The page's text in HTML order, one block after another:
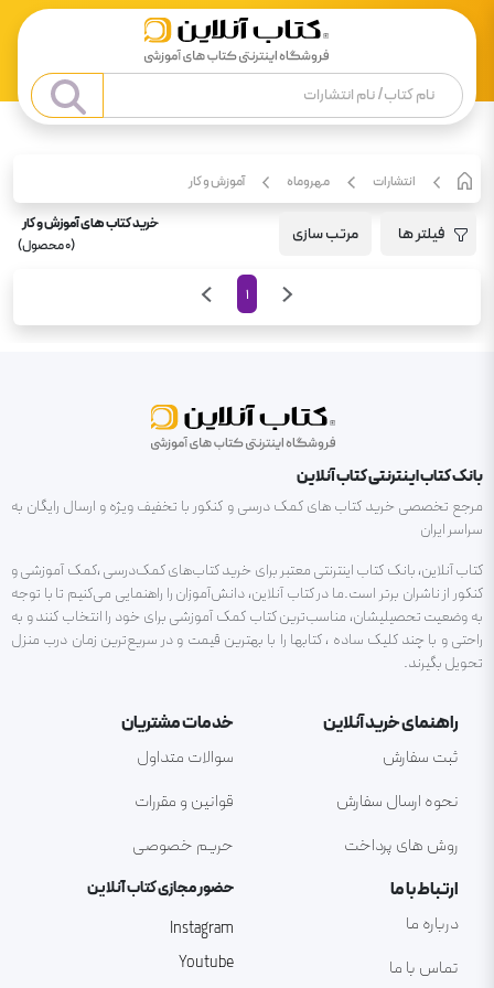
انتشارات مهروماه آموزش و کار
فیلتر ها مرتب سازی
خرید کتاب های آموزش و کار
(
0محصول)
1
بانک کتاب اینترنتی کتاب آنلاین
مرجع تخصصی خرید کتاب های کمک درسی و کنکور با تخفیف ویژه و ارسال رایگان به
سراسر ایران
کتاب آنلاین، بانک کتاب اینترنتی معتبر برای خرید کتاب‌های کمک‌درسی ،کمک آموزشی و
کنکور از ناشران برتر است.ما در کتاب آنلاین، دانش‌آموزان را راهنمایی می‌کنیم تا با توجه
به وضعیت تحصیلیشان، مناسب‌ترین کتاب کمک آموزشی برای خود را انتخاب کنند و به
راحتی و با چند کلیک ساده ، کتابها را با بهترین قیمت و در سریع‌ترین زمان درب منزل
تحویل بگیرند.
راهنمای خرید آنلاین
ثبت سفارش
نحوه ارسال سفارش
روش های پرداخت
خدمات مشتریان
سوالات متداول
قوانین و مقررات
حریم خصوصی
ارتباط با ما
درباره ما
تماس با ما
حضور مجازی کتاب آنلاین
Instagram
Youtube